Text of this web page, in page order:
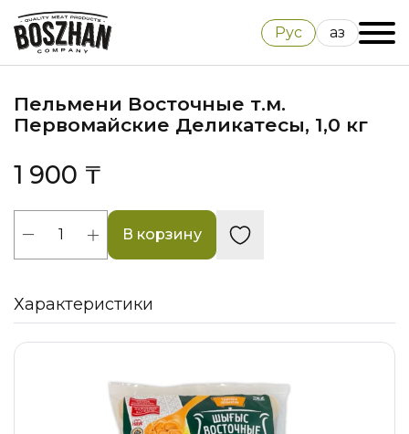
Рус Қаз
Пельмени Восточные т.м.
Первомайские Деликатесы, 1,0 кг
1 900 ₸
В корзину
Характеристики